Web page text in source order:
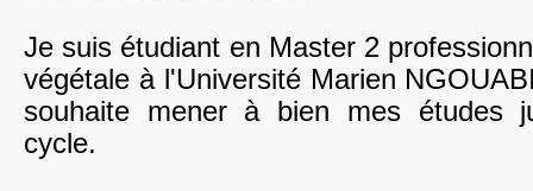
Je suis étudiant en Master 2
végétale à l'Université Marien
souhaite mener à bien mes études
cycle.